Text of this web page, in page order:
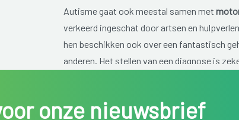
Autisme gaat ook meestal samen met
verkeerd ingeschat door artsen en
hen beschikken ook over een fantastisch
anderen. Het stellen van een diagnose is
verwerkingsproces te beginnen en geeft
onze nieuwsbrief